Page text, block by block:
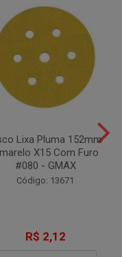
Lixa Pluma 152mm
X15 Com Furo
#080 - GMAX
Código: 13671
R$ 2,12